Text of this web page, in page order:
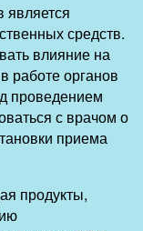
средств.
влияние на
работе органов
проведением
с врачом о
приема
продукты,